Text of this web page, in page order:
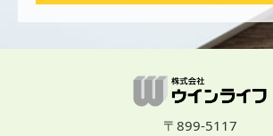
〒899-5117